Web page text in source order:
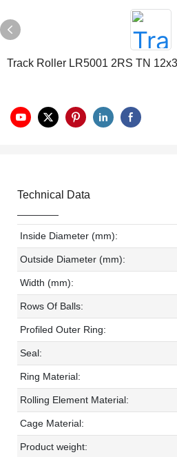
Track Roller LR5001 2RS TN
Technical Data
Inside Diameter (mm):
Outside Diameter (mm):
Width (mm):
Rows Of Balls:
Profiled Outer Ring:
Seal:
Ring Material:
Rolling Element Material:
Cage Material:
Product weight: